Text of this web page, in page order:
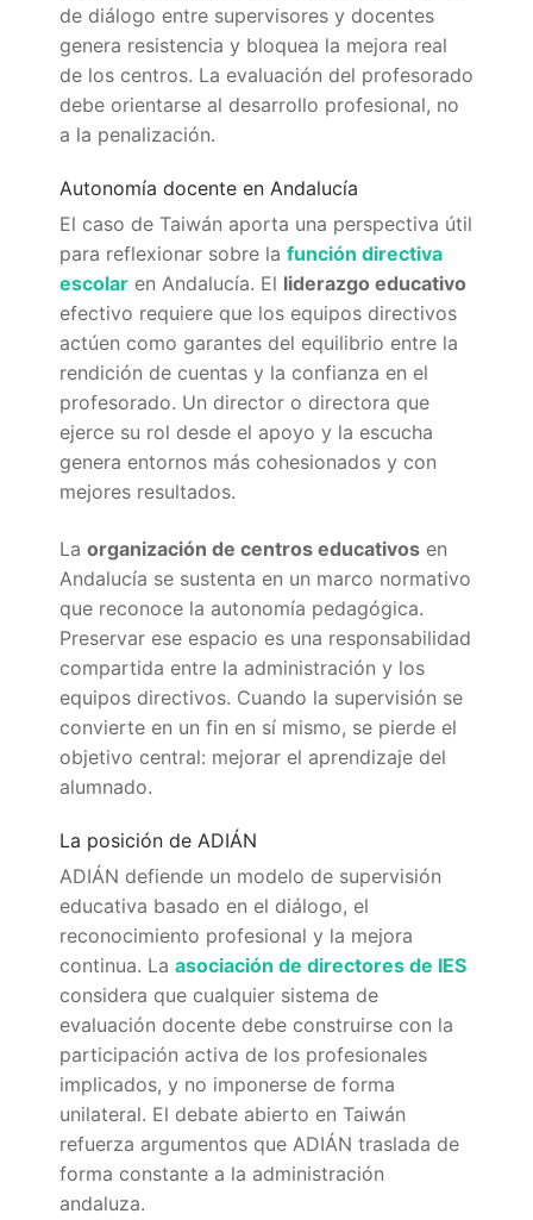
de diálogo entre supervisores y docentes
genera resistencia y bloquea la mejora real
de los centros. La evaluación del profesorado
debe orientarse al desarrollo profesional, no
a la penalización.
Autonomía docente en Andalucía
El caso de Taiwán aporta una perspectiva útil
para reflexionar sobre la función directiva
escolar en Andalucía. El liderazgo educativo
efectivo requiere que los equipos directivos
actúen como garantes del equilibrio entre la
rendición de cuentas y la confianza en el
profesorado. Un director o directora que
ejerce su rol desde el apoyo y la escucha
genera entornos más cohesionados y con
mejores resultados.
La organización de centros educativos en
Andalucía se sustenta en un marco normativo
que reconoce la autonomía pedagógica.
Preservar ese espacio es una responsabilidad
compartida entre la administración y los
equipos directivos. Cuando la supervisión se
convierte en un fin en sí mismo, se pierde el
objetivo central: mejorar el aprendizaje del
alumnado.
La posición de ADIÁN
ADIÁN defiende un modelo de supervisión
educativa basado en el diálogo, el
reconocimiento profesional y la mejora
continua. La asociación de directores de IES
considera que cualquier sistema de
evaluación docente debe construirse con la
participación activa de los profesionales
implicados, y no imponerse de forma
unilateral. El debate abierto en Taiwán
refuerza argumentos que ADIÁN traslada de
forma constante a la administración
andaluza.